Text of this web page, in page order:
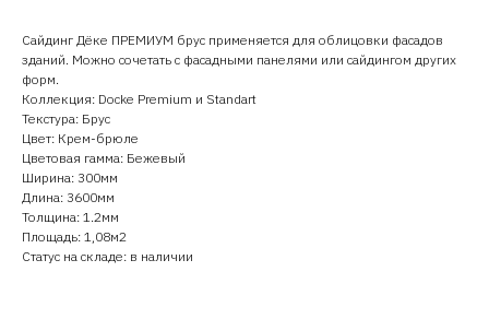
Сайдинг Дёке ПРЕМИУМ брус применяется для облицовки фасадов
зданий. Можно сочетать с фасадными панелями или сайдингом других
форм.
Коллекция: Docke Premium и Standart
Текстура: Брус
Цвет: Крем-брюле
Цветовая гамма: Бежевый
Ширина: 300мм
Длина: 3600мм
Толщина: 1.2мм
Площадь: 1,08м2
Статус на складе: в наличии